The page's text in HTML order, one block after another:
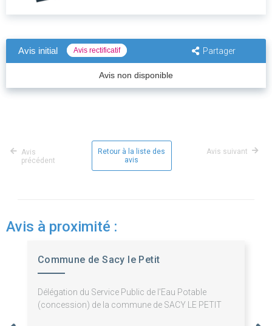
Avis initial Avis rectificatif Partager
Avis non disponible
Avis
précédent
Retour à la liste des
avis
Avis suivant
Avis à proximité :
Commune de Sacy le Petit
Délégation du Service Public de l'Eau Potable
(concession) de la commune de SACY LE PETIT